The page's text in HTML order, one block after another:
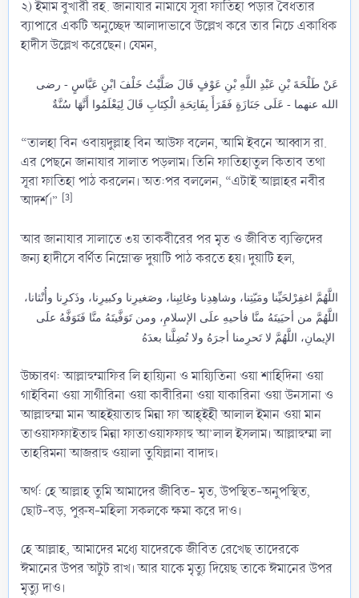
২) ইমাম বুখারী রহ. জানাযার নামাযে সূরা ফাতিহা পড়ার বৈধতার
ব্যাপারে একটি অনুচ্ছেদ আলাদাভাবে উল্লেখ করে তার নিচে একাধিক
হাদীস উল্লেখ করেছেন। যেমন,
عَنْ طَلْحَةَ بْنِ عَبْدِ اللَّهِ بْنِ عَوْفٍ قَالَ صَلَّيْتُ خَلْفَ ابْنِ عَبَّاسٍ - رضى
الله عنهما - عَلَى جَنَازَةٍ فَقَرَأَ بِفَاتِحَةِ الْكِتَابِ قَالَ لِيَعْلَمُوا أَنَّهَا سُنَّةٌ
“তালহা বিন ওবায়দুল্লাহ বিন আউফ বলেন, আমি ইবনে আব্বাস রা.
এর পেছনে জানাযার সালাত পড়লাম। তিনি ফাতিহাতুল কিতাব তথা
সূরা ফাতিহা পাঠ করলেন। অত:পর বললেন, “এটাই আল্লাহর নবীর
আদর্শ।” [3]
আর জানাযার সালাতে ৩য় তাকবীরের পর মৃত ও জীবিত ব্যক্তিদের
জন্য হাদীসে বর্ণিত নিম্নোক্ত দুয়াটি পাঠ করতে হয়। দুয়াটি হল,
اللَّهُمَّ اغفِرْلحَيِّنا ومَيّتِنا، وشاهِدِنا وغائِبِنا، وصَغيرِنا وكبيرِنا، وذَكرِنا وأُنْثانا،
اللَّهُمَّ من أحيَيتَهُ منَّا فأحيهِ علَى الإسلامِ، ومن تَوَفَّيتَهُ منَّا فَتَوَفَّهُ علَى
উচ্চারণ: আল্লাহুম্মাফির লি হায়্যিনা ও মায়্যিতিনা ওয়া শাহিদিনা ওয়া
গাইবিনা ওয়া সাগীরিনা ওয়া কাবীরিনা ওয়া যাকারিনা ওয়া উনসানা ও
আল্লাহুম্মা মান আহইয়াতাহু মিন্না ফা আহ্ইহী আলাল ইমান ওয়া মান
তাওয়াফফাইতাহু মিন্না ফাতাওয়াফফাহু আ’লাল ইসলাম। আল্লাহুম্মা লা
তাহরিমনা আজরাহু ওয়ালা তুযিল্লানা বাদাহু।
অর্থ: হে আল্লাহ তুমি আমাদের জীবিত- মৃত, উপস্থিত-অনুপস্থিত,
ছোট-বড়, পুরুষ-মহিলা সকলকে ক্ষমা করে দাও।
হে আল্লাহ, আমাদের মধ্যে যাদেরকে জীবিত রেখেছ তাদেরকে
ঈমানের উপর অটুট রাখ। আর যাকে মৃত্যু দিয়েছ তাকে ঈমানের উপর
মৃত্যু দাও।